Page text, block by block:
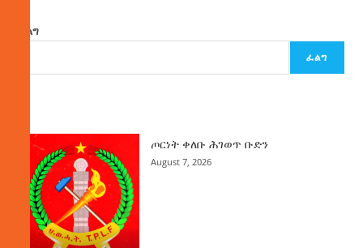
ፈልግ
ፈልግ
ጦርነት ቀለቡ ሕገወጥ ቡድን
August 7, 2026